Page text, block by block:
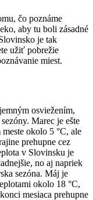
čo poznáme
aby tu boli zásadné
je tak
užiť pobrežie
miest.
osviežením,
Marec je ešte
okolo 5 °C, ale
prehupne cez
v Slovinsku je
no aj napriek
sezóna. Máj je
okolo 18 °C,
mesiaca prehupne